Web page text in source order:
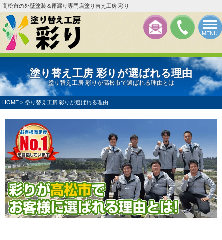
MENU
高松市の外壁塗装＆雨漏り専門店塗り替え工房 彩り
塗り替え工房 彩りが選ばれる理由
塗り替え工房 彩りが高松市で選ばれる理由とは
HOME > 塗り替え工房 彩りが選ばれる理由